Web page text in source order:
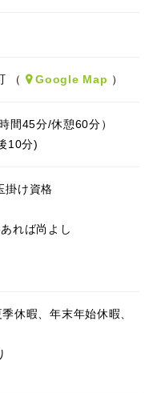
る
す。
（ Google Map ）
間45分/休憩60分）
10分)
掛け資格
れば尚よし
休暇、年末年始休暇、